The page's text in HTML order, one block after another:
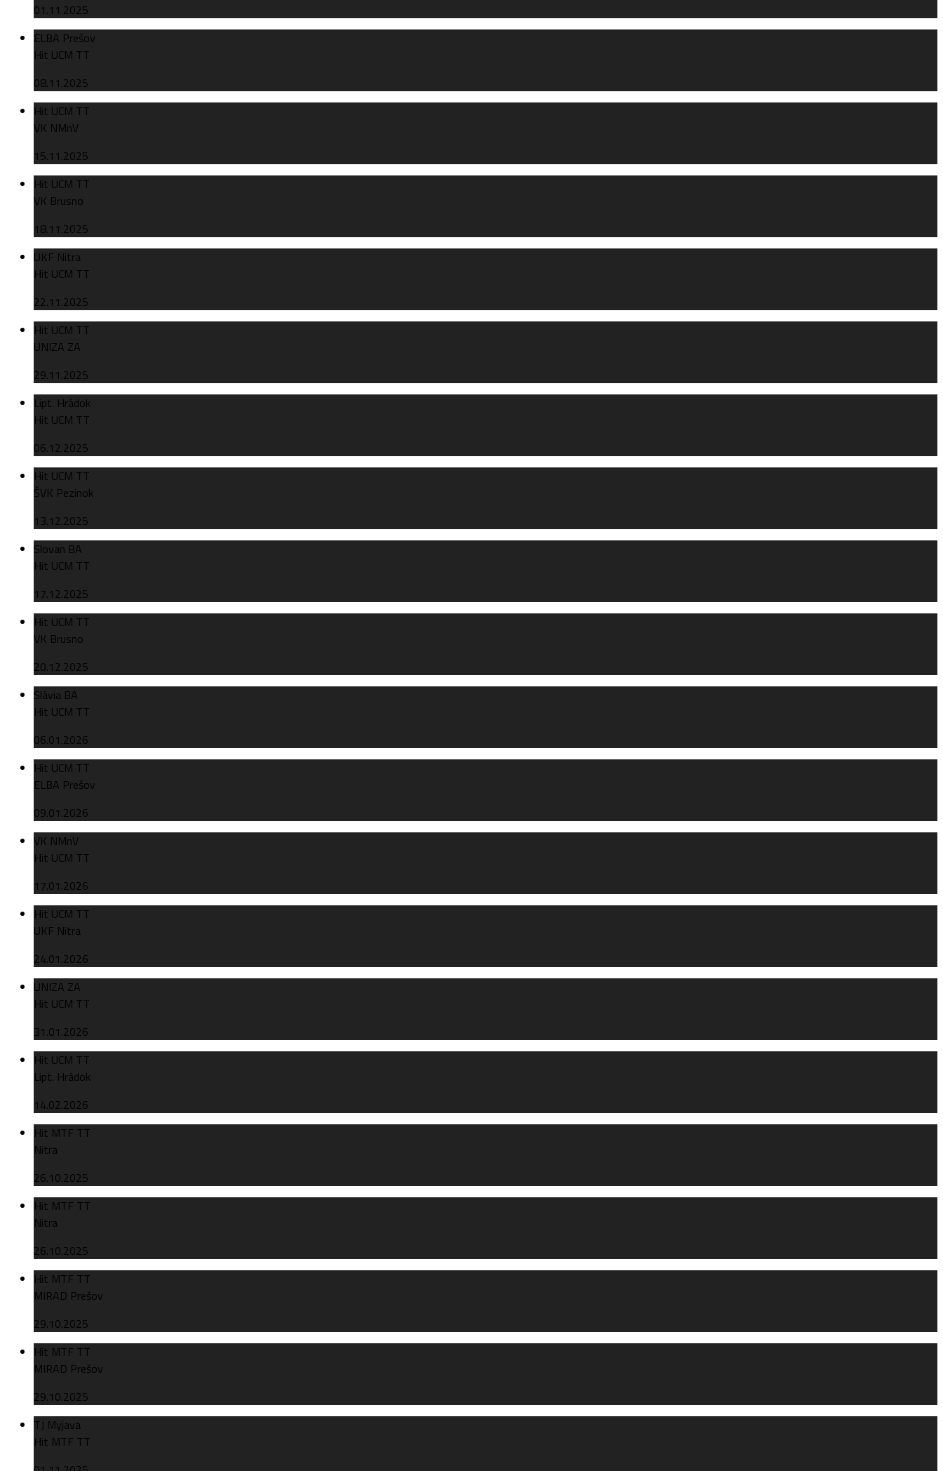
01.11.2025
ELBA Prešov
Hit UCM TT
08.11.2025
Hit UCM TT
VK NMnV
15.11.2025
Hit UCM TT
VK Brusno
18.11.2025
UKF Nitra
Hit UCM TT
22.11.2025
Hit UCM TT
UNIZA ZA
29.11.2025
Lipt. Hrádok
Hit UCM TT
06.12.2025
Hit UCM TT
ŠVK Pezinok
13.12.2025
Slovan BA
Hit UCM TT
17.12.2025
Hit UCM TT
VK Brusno
20.12.2025
Slávia BA
Hit UCM TT
06.01.2026
Hit UCM TT
ELBA Prešov
09.01.2026
VK NMnV
Hit UCM TT
17.01.2026
Hit UCM TT
UKF Nitra
24.01.2026
UNIZA ZA
Hit UCM TT
31.01.2026
Hit UCM TT
Lipt. Hrádok
14.02.2026
Hit MTF TT
Nitra
26.10.2025
Hit MTF TT
Nitra
26.10.2025
Hit MTF TT
MIRAD Prešov
29.10.2025
Hit MTF TT
MIRAD Prešov
29.10.2025
TJ Myjava
Hit MTF TT